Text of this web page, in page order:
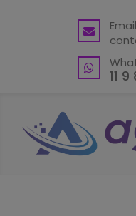
Email
11
VANTAGENS
ABRA SUA CONTA PJ
ENDEREÇO FISCAL –
LOCALIDADES